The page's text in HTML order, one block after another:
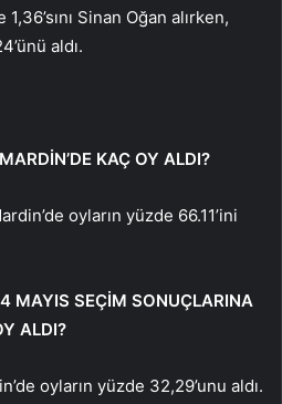
Sinan Oğan alırken,
aldı.
KAÇ OY ALDI?
oyların yüzde 66.11’ini
MAYIS SEÇİM SONUÇLARINA
ALDI?
oyların yüzde 32,29’unu aldı.